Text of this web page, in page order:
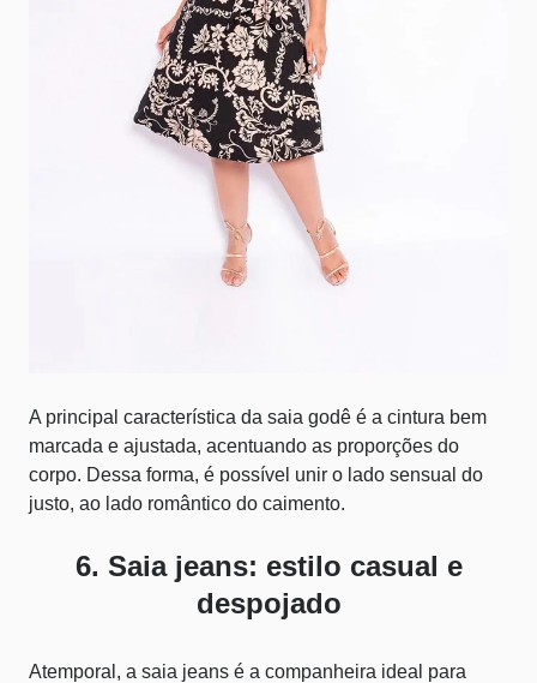
A principal característica da saia godê é a cintura bem
marcada e ajustada, acentuando as proporções do
corpo. Dessa forma, é possível unir o lado sensual do
justo, ao lado romântico do caimento.
6. Saia jeans: estilo casual e
despojado
Atemporal, a saia jeans é a companheira ideal para